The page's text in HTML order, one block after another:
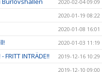
2020-02-04 09:09
2020-01-19 08:22
2020-01-08 16:01
2020-01-03 11:19
INTRÄDE!! 2019-12-16 10:29
2019-12-10 09:00